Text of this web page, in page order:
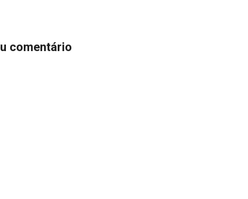
comentário